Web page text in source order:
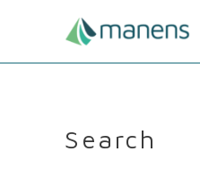
Search